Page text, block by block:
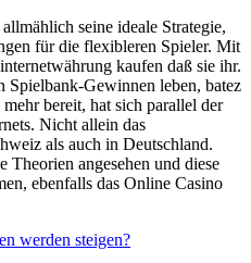
seine ideale Strategie,
für die flexibleren Spieler. Mit
kaufen daß sie ihr.
Spielbank-Gewinnen leben, batez
bereit, hat sich parallel der
Nicht allein das
als auch in Deutschland.
Theorien angesehen und diese
ebenfalls das Online Casino
werden steigen?